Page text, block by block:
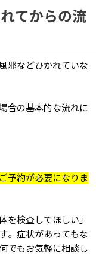
てからの流
邪などひかれていな
合の基本的な流れに
予約が必要になりま
を検査してほしい」
。症状があってもな
でもお気軽に相談し